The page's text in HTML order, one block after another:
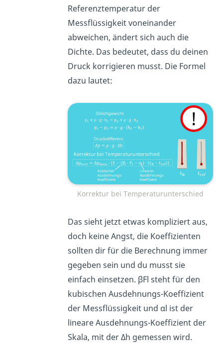
Referenztemperatur der
Messflüssigkeit voneinander
abweichen, ändert sich auch die
Dichte. Das bedeutet, dass du deinen
Druck korrigieren musst. Die Formel
dazu lautet:
Korrektur bei Temperaturunterschied
Das sieht jetzt etwas kompliziert aus,
doch keine Angst, die Koeffizienten
sollten dir für die Berechnung immer
gegeben sein und du musst sie
einfach einsetzen. βFl steht für den
kubischen Ausdehnungs-Koeffizient
der Messflüssigkeit und αl ist der
lineare Ausdehnungs-Koeffizient der
Skala, mit der Δh gemessen wird.